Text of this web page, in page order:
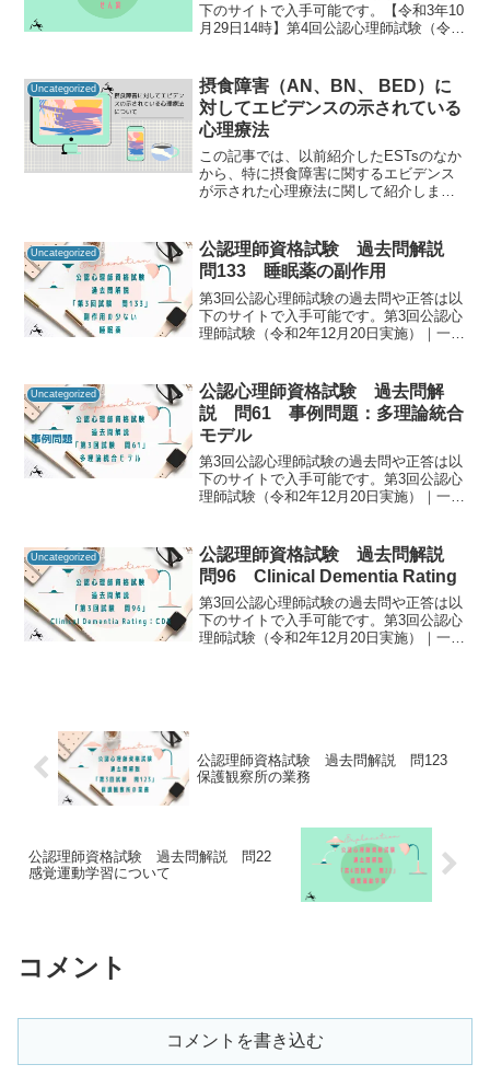
下のサイトで入手可能です。【令和3年10
月29日14時】第4回公認心理師試験（令和
ンター 公認心理試験公認心理師資格試験
の過去...
Uncategorized
摂食障害（AN、BN、 BED）に
対してエビデンスの示されている
心理療法
この記事では、以前紹介したESTsのなか
から、特に摂食障害に関するエビデンス
が示された心理療法に関して紹介しま
は、摂食障害 神経性やせ症（Anorexia
ner...
Uncategorized
公認理師資格試験 過去問解説
問133 睡眠薬の副作用
第3回公認心理師試験の過去問や正答は以
下のサイトで入手可能です。第3回公認心
理師試験（令和2年12月20日実施）｜一般
ることで「自分に必要な知識は何か」を
知るための手が...
Uncategorized
公認心理師資格試験 過去問解
説 問61 事例問題：多理論統合
モデル
第3回公認心理師試験の過去問や正答は以
下のサイトで入手可能です。第3回公認心
理師試験（令和2年12月20日実施）｜一般
ることで「自分に必要な知識は何か」を
知るための手が...
Uncategorized
公認理師資格試験 過去問解説
問96 Clinical Dementia Rating
第3回公認心理師試験の過去問や正答は以
下のサイトで入手可能です。第3回公認心
理師試験（令和2年12月20日実施）｜一般
公認理師資格試験 過去問解説 問123
保護観察所の業務
公認理師資格試験 過去問解説 問22
感覚運動学習について
コメント
コメントを書き込む